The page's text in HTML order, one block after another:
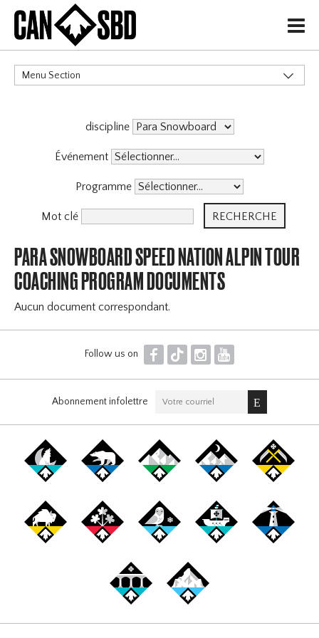
H
Menu Section
discipline
Événement
Programme
Mot clé
PARA SNOWBOARD SPEED NATION ALPIN TOUR
COACHING PROGRAM DOCUMENTS
Aucun document correspondant.
Follow us on F T I Y
Abonnement infolettre